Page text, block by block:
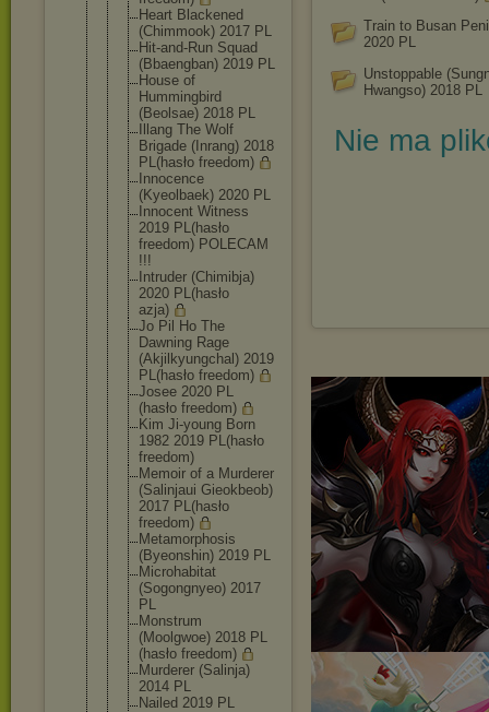
Heart Blackened
(Chimmook) 2017 PL
Hit-and-Run Squad
(Bbaengban) 2019 PL
House of
Hummingbird
(Beolsae) 2018 PL
Illang The Wolf
Brigade (Inrang) 2018
PL(hasło freedom)
Innocence
(Kyeolbaek) 2020 PL
Innocent Witness
2019 PL(hasło
freedom) POLECAM
!!!
Intruder (Chimibja)
2020 PL(hasło
azja)
Jo Pil Ho The
Dawning Rage
(Akjilkyungchal) 2019
PL(hasło freedom)
Josee 2020 PL
(hasło freedom)
Kim Ji-young Born
1982 2019 PL(hasło
freedom)
Memoir of a Murderer
(Salinjaui Gieokbeob)
2017 PL(hasło
freedom)
Metamorphosis
(Byeonshin) 2019 PL
Microhabitat
(Sogongnyeo) 2017
PL
Monstrum
(Moolgwoe) 2018 PL
(hasło freedom)
Murderer (Salinja)
2014 PL
Nailed 2019 PL
Train to Busan
2020 PL
Unstoppable
Hwangso) 2018 PL
Nie ma